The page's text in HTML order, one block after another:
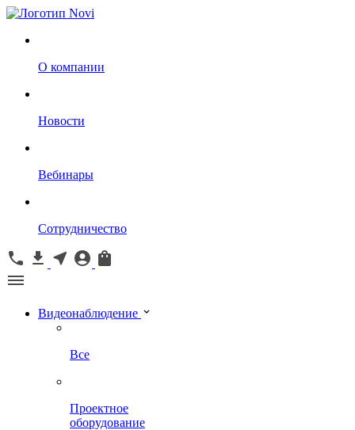
О компании
Новости
Вебинары
Сотрудничество
Видеонаблюдение
Все
Проектное
оборудование